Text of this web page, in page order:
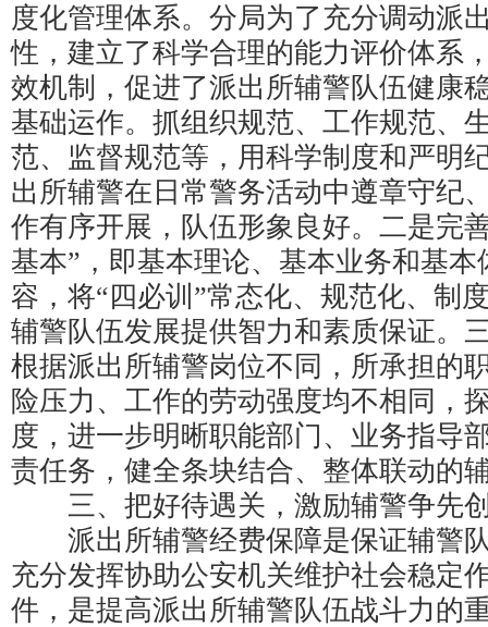
度化管理体系。分局为了充分调动派
性，建立了科学合理的能力评价体系
效机制，促进了派出所辅警队伍健康
基础运作。抓组织规范、工作规范、
范、监督规范等，用科学制度和严明
出所辅警在日常警务活动中遵章守纪
作有序开展，队伍形象良好。二是完
基本”，即基本理论、基本业务和基
容，将“四必训”常态化、规范化、制
辅警队伍发展提供智力和素质保证。
根据派出所辅警岗位不同，所承担的
险压力、工作的劳动强度均不相同，
度，进一步明晰职能部门、业务指导
责任务，健全条块结合、整体联动的
三、把好待遇关，激励辅警争先
派出所辅警经费保障是保证辅警
充分发挥协助公安机关维护社会稳定
件，是提高派出所辅警队伍战斗力的